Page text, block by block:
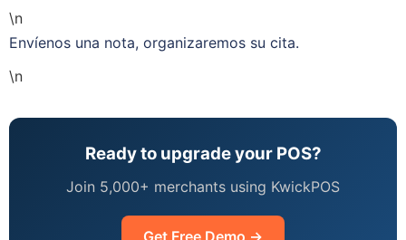
\n
Envíenos una nota, organizaremos su cita.
\n
Ready to upgrade your POS?
Join 5,000+ merchants using KwickPOS
Get Free Demo →